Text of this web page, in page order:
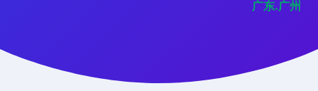
广东.广州